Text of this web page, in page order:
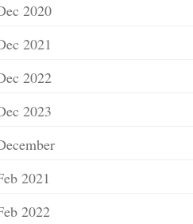
2020
2021
2022
2023
2021
2022